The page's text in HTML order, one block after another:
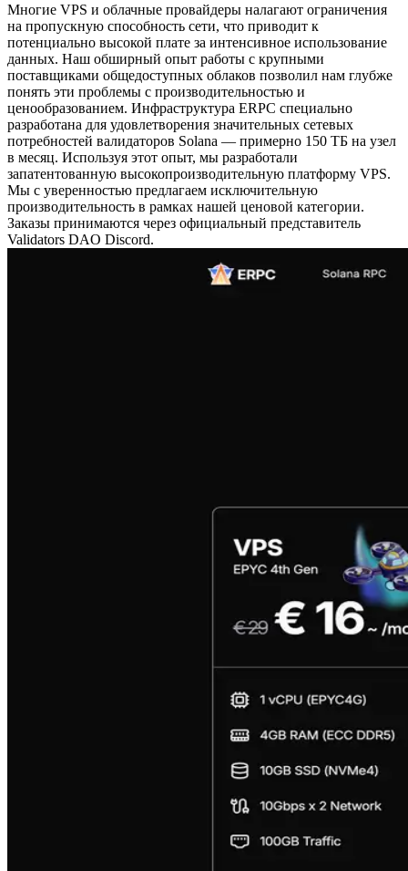
Многие VPS и облачные провайдеры налагают ограничения
на пропускную способность сети, что приводит к
потенциально высокой плате за интенсивное использование
данных. Наш обширный опыт работы с крупными
поставщиками общедоступных облаков позволил нам глубже
понять эти проблемы с производительностью и
ценообразованием. Инфраструктура ERPC специально
разработана для удовлетворения значительных сетевых
потребностей валидаторов Solana — примерно 150 ТБ на узел
в месяц. Используя этот опыт, мы разработали
запатентованную высокопроизводительную платформу VPS.
Мы с уверенностью предлагаем исключительную
производительность в рамках нашей ценовой категории.
Заказы принимаются через официальный представитель
Validators DAO Discord.